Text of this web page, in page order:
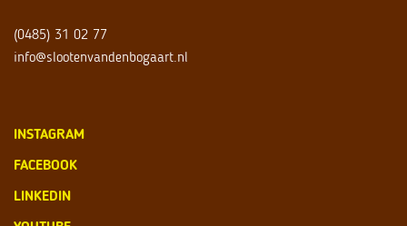
(0485) 31 02 77
info@slootenvandenbogaart.nl
INSTAGRAM
FACEBOOK
LINKEDIN